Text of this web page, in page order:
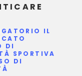
IL
DI
SPORTIVA
DI